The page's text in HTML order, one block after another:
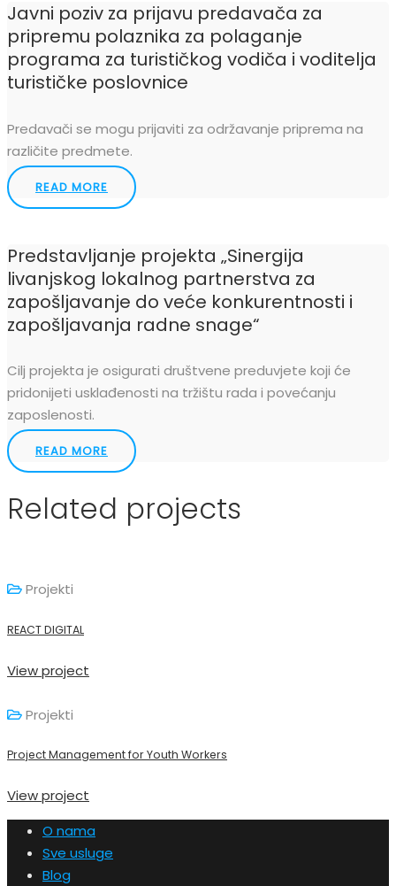
Javni poziv za prijavu predavača za
pripremu polaznika za polaganje
programa za turističkog vodiča i voditelja
turističke poslovnice
Predavači se mogu prijaviti za održavanje priprema na
različite predmete.
READ MORE
Predstavljanje projekta „Sinergija
livanjskog lokalnog partnerstva za
zapošljavanje do veće konkurentnosti i
zapošljavanja radne snage“
Cilj projekta je osigurati društvene preduvjete koji će
pridonijeti usklađenosti na tržištu rada i povećanju
zaposlenosti.
READ MORE
Related projects
Projekti
REACT DIGITAL
View project
Projekti
Project Management for Youth Workers
View project
O nama
Sve usluge
Blog